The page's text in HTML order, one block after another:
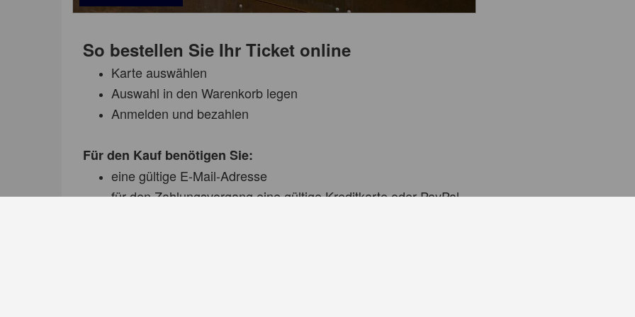
So bestellen Sie Ihr Ticket online
Karte auswählen
Auswahl in den Warenkorb legen
Anmelden und bezahlen
Für den Kauf benötigen Sie:
eine gültige E-Mail-Adresse
für den Zahlungsvorgang eine gültige Kreditkarte oder PayPal